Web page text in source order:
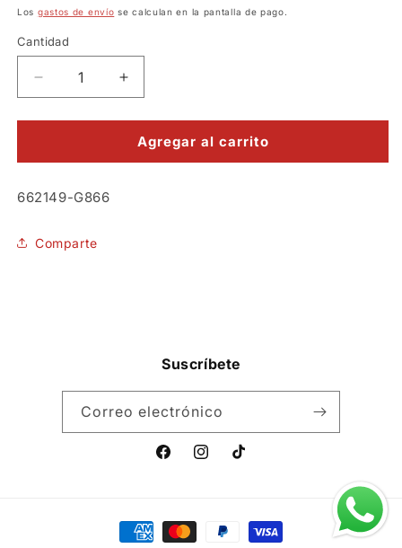
habitual
Los gastos de envío se calculan en la pantalla de pago.
Cantidad
Reducir
cantidad
para
Orejas
Largas
Aumentar
cantidad
para
Diadema
Orejas
Agregar al carrito
SKU:
662149-G866
Comparte
Suscríbete
Correo electrónico
FacebookInstagramTikTok
Formas